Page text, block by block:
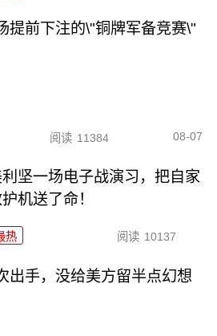
提前下注的\"铜牌军备竞赛\"
阅读 11384 08-07
利坚一场电子战演习，把自家
机送了命！
热 阅读 10137
出手，没给美方留半点幻想